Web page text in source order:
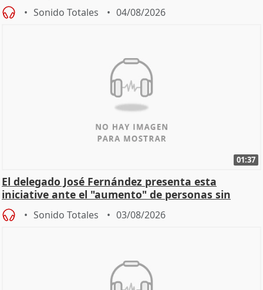
Sonido Totales 04/08/2026
01:37
El delegado José Fernández presenta esta
iniciative ante el "aumento" de personas sin
hogar en Madri
Sonido Totales 03/08/2026